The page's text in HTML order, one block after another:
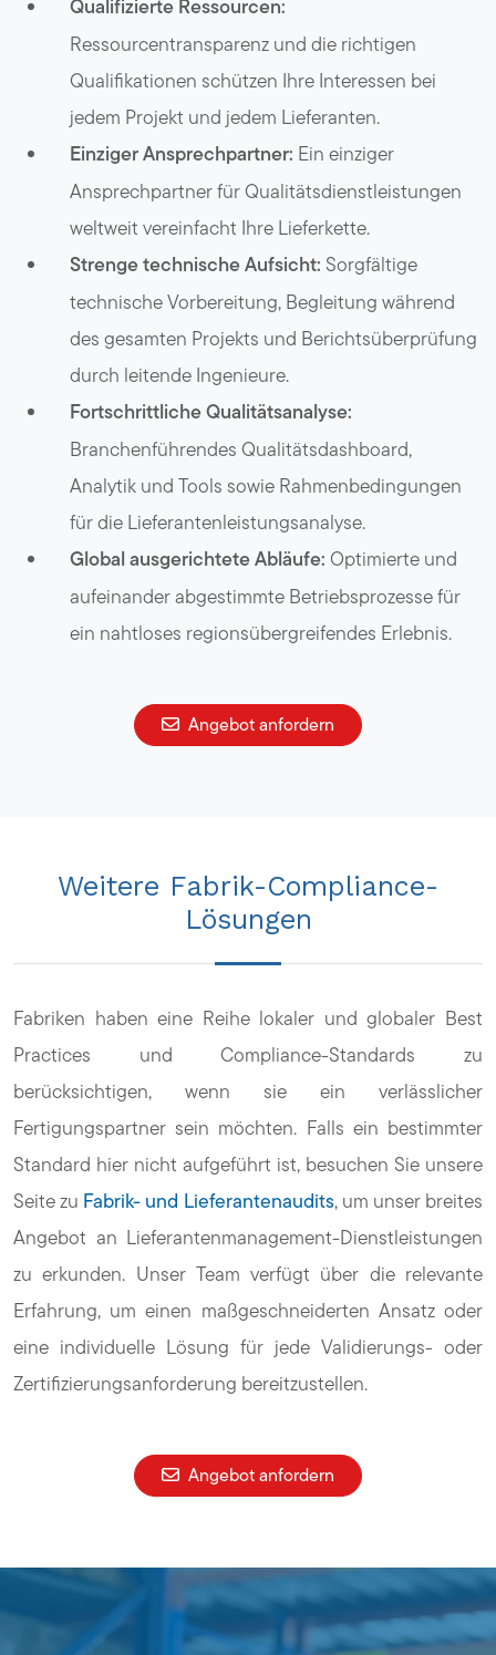
Qualifizierte Ressourcen:
Ressourcentransparenz und die richtigen
Qualifikationen schützen Ihre Interessen bei
jedem Projekt und jedem Lieferanten.
Einziger Ansprechpartner: Ein einziger
Ansprechpartner für Qualitätsdienstleistungen
weltweit vereinfacht Ihre Lieferkette.
Strenge technische Aufsicht: Sorgfältige
technische Vorbereitung, Begleitung während
des gesamten Projekts und Berichtsüberprüfung
durch leitende Ingenieure.
Fortschrittliche Qualitätsanalyse:
Branchenführendes Qualitätsdashboard,
Analytik und Tools sowie Rahmenbedingungen
für die Lieferantenleistungsanalyse.
Global ausgerichtete Abläufe: Optimierte und
aufeinander abgestimmte Betriebsprozesse für
ein nahtloses regionsübergreifendes Erlebnis.
Angebot anfordern
Weitere Fabrik-Compliance-
Lösungen
Fabriken haben eine Reihe lokaler und globaler Best
Practices und Compliance-Standards zu
berücksichtigen, wenn sie ein verlässlicher
Fertigungspartner sein möchten. Falls ein bestimmter
Standard hier nicht aufgeführt ist, besuchen Sie unsere
Seite zu Fabrik- und Lieferantenaudits, um unser breites
Angebot an Lieferantenmanagement-Dienstleistungen
zu erkunden. Unser Team verfügt über die relevante
Erfahrung, um einen maßgeschneiderten Ansatz oder
eine individuelle Lösung für jede Validierungs- oder
Zertifizierungsanforderung bereitzustellen.
Angebot anfordern